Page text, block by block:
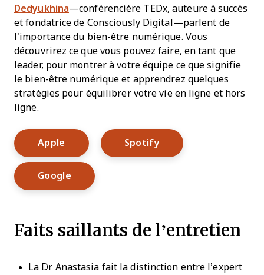
Dedyukhina—conférencière TEDx, auteure à succès
et fondatrice de Consciously Digital—parlent de
l’importance du bien-être numérique. Vous
découvrirez ce que vous pouvez faire, en tant que
leader, pour montrer à votre équipe ce que signifie
le bien-être numérique et apprendrez quelques
stratégies pour équilibrer votre vie en ligne et hors
ligne.
Apple Opens New Window
SpotifyOpens New Window
GoogleOpens New Window
Faits saillants de l’entretien
La Dr Anastasia fait la distinction entre l’expert